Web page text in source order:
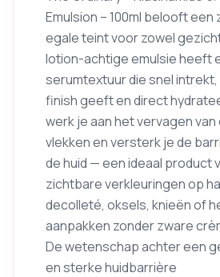
Emulsion – 100ml belooft
egale teint voor zowel
lotion-achtige emulsie heeft
serumtextuur die snel
finish geeft en direct
werk je aan het vervagen
vlekken en versterk je de
de huid — een ideaal product
zichtbare verkleuringen op
decolleté, oksels, knieën of
aanpakken zonder zware
De wetenschap achter een
en sterke huidbarrière